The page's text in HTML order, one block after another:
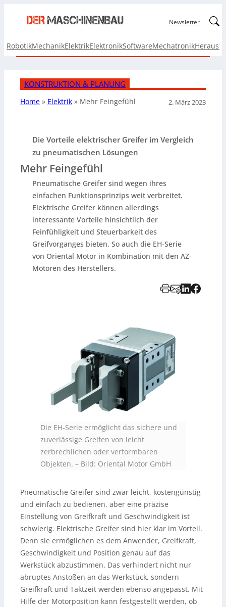
Newsletter
RobotikMechanikElektrikElektronikSoftwareMechatronik
KONSTRUKTION & PLANUNG
Home » Elektrik » Mehr Feingefühl 2. März 2023
Die Vorteile elektrischer Greifer im Vergleich
zu pneumatischen Lösungen
Mehr Feingefühl
Pneumatische Greifer sind wegen ihres
einfachen Funktionsprinzips weit verbreitet.
Elektrische Greifer können allerdings
interessante Vorteile hinsichtlich der
Feinfühligkeit und Steuerbarkeit des
Greifvorganges bieten. So auch die EH-Serie
von Oriental Motor in Kombination mit den AZ-
Motoren des Herstellers.
Die EH-Serie ermöglicht das sichere und
zuverlässige Greifen von leicht
zerbrechlichen oder verformbaren
Objekten. – Bild: Oriental Motor GmbH
Pneumatische Greifer sind zwar leicht, kostengünstig
und einfach zu bedienen, aber eine präzise
Einstellung von Greifkraft und Geschwindigkeit ist
schwierig. Elektrische Greifer sind hier klar im Vorteil.
Denn sie ermöglichen es dem Anwender, Greifkraft,
Geschwindigkeit und Position genau auf das
Werkstück abzustimmen. Das verhindert nicht nur
abruptes Anstoßen an das Werkstück, sondern
Greifkraft und Taktzeit werden ebenso angepasst. Mit
Hilfe der Motorposition kann festgestellt werden, ob